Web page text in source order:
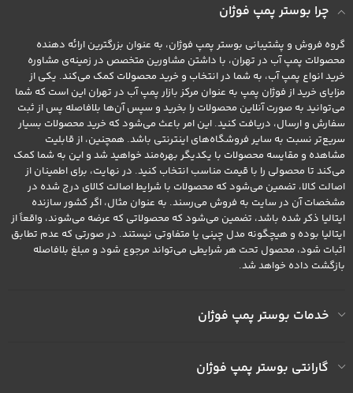
چرا بوستر پمپ فوژان
گروه فروش و پشتیبانی بوستر پمپ فوژان، به عنوان بزرگترین ارائه دهنده
محصولات پمپ آب در تهران، با داشتن مشاورین متخصص در زمینه‌ی مشاوره
خرید انواع پمپ آب، به شما در انتخاب و خرید محصولات کمک می‌کند. یکی از
مزایای خرید از فوژان پمپ به عنوان مرکز بازار پمپ آب در تهران این است که شما
می‌توانید به صورت آنلاین محصولات را بخرید و سپس آن‌ها بلافاصله پس از ثبت
سفارش و ارسال، دریافت کنید. این امر باعث می‌شود که خرید محصولات بسیار
سریع‌تر نسبت به سایر فروشگاه‌های اینترنتی باشد. همچنین، از قابلیت
مشاهده و مقایسه محصولات با یکدیگر بهره‌مند خواهید شد و این به شما کمک
می‌کند تا محصولی را با قیمت مناسب انتخاب کنید. در نهایت، برای اطمینان از
اصالت کالا، تضمین می‌شود که محصولات با شرایط اصالت کالای درج شده در
مشخصات آن در سایت به فروش می‌رسند. به عنوان مثال، اگر کشور سازنده
ایتالیا ذکر شده باشد، تضمین می‌شود که محصولاتی که عرضه می‌شوند، واقعاً از
ایتالیا بوده و هیچگونه مدل چینی یا متفاوتی نیستند. در صورتی که عدم تطابق
اثبات شود، محصول تحت هر شرایطی می‌تواند مرجوع شود و مبلغ بلافاصله
بازگشت داده خواهد شد.
خدمات بوستر پمپ فوژان
گارانتی بوستر پمپ فوژان